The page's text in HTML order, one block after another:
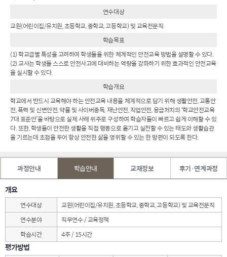
연수대상
교원(어린이집/유치원, 초등학교, 중학교, 고등학교) 및 교육전문직
학습목표
(1) 학교급별 특성을 고려하여 학생들을 위한 체계적인 안전교육 방법을 설명할 수 있다.
(2) 교사는 학생들 스스로 안전사고에 대비하는 역량을 강화하기 위한 효과적인 안전교육
을 실시할 수 있다.
학습개요
학교에서 반드시 교육해야 하는 안전교육 내용을 체계적으로 담기 위해 생활안전, 교통안
전, 폭력 및 신변안전, 약물 및 사이버중독, 재난안전, 직업안전, 응급처치의 ‘학교안전교육
7대 표준안’을 바탕으로 실제 사례 위주로 구성하여 학습자들이 빠르고 쉽게 이해할 수 있
다. 또한, 학생들이 안전한 생활을 직접 행동으로 옮기고 실천할 수 있는 태도와 생활습관
을 기르는데 초점을 두어 항상 안전한 삶을 영위할 수 있는 한 방편이 되도록 한다.
과정안내 학습안내 교재정보 후기·연계과정
개요
연수대상
교원(어린이집/유치원, 초등학교, 중학교, 고등학교) 및 교육전문직
연수분야
직무연수 / 교육정책
학습시간
4주 / 15시간
평가방법